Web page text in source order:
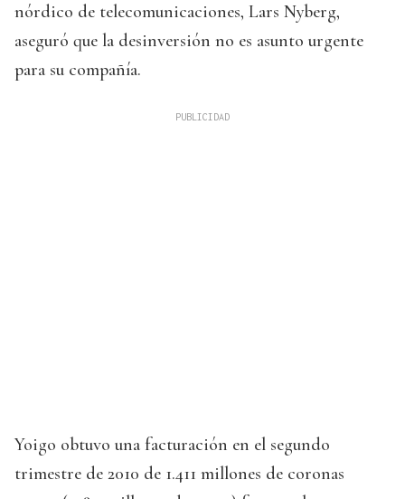
nórdico de telecomunicaciones, Lars Nyberg,
aseguró que la desinversión no es asunto urgente
para su compañía.
Yoigo obtuvo una facturación en el segundo
trimestre de 2010 de 1.411 millones de coronas